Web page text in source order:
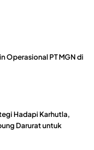
Operasional PT MGN di
Hadapi Karhutla,
Darurat untuk